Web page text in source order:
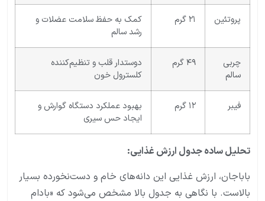
پروتئین ۲۱ گرم
کمک به حفظ سلامت عضلات و
رشد سالم
چربی
سالم
۴۹ گرم
دوستدار قلب و تنظیم‌کننده
کلسترول خون
فیبر ۱۲ گرم
بهبود عملکرد دستگاه گوارش و
ایجاد حس سیری
تحلیل ساده جدول ارزش غذایی:
باباجان، ارزش غذایی این دانه‌های خام و دست‌نخورده بسیار
بالاست. با نگاهی به جدول بالا مشخص می‌شود که «بادام